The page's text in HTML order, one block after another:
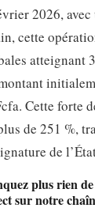
2026,
cette
atteignant
Cette forte
de 251 %,
de
plus rien
sur notre